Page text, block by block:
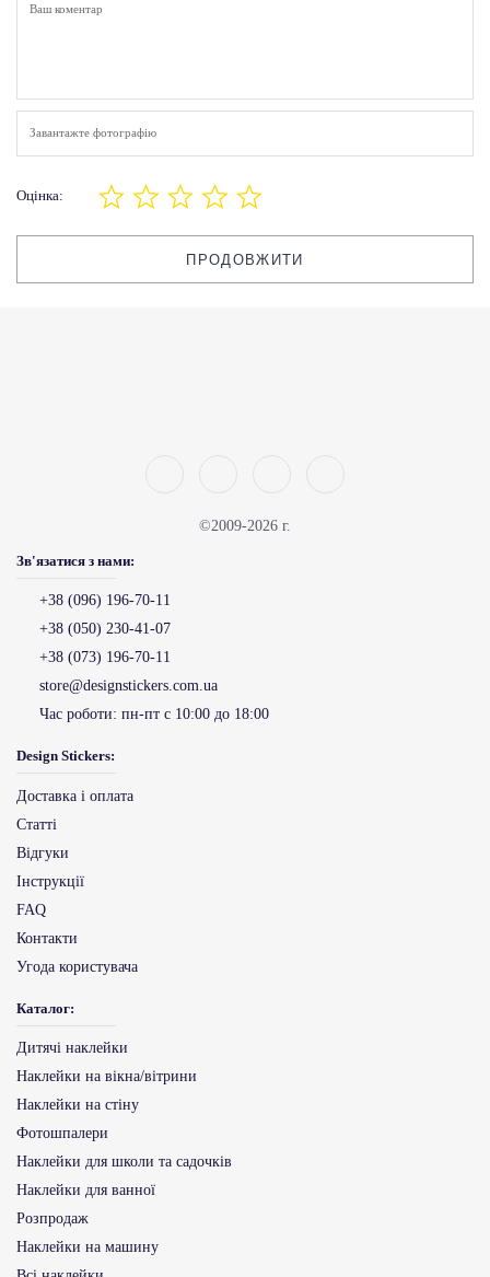
Завантажте фотографію
Оцінка:
ПРОДОВЖИТИ
©2009-2026 г.
Зв'язатися з нами:
+38 (096) 196-70-11
+38 (050) 230-41-07
+38 (073) 196-70-11
store@designstickers.com.ua
Час роботи: пн-пт с 10:00 до 18:00
Design Stickers:
Доставка і оплата
Статті
Відгуки
Інструкції
FAQ
Контакти
Угода користувача
Каталог:
Дитячі наклейки
Наклейки на вікна/вітрини
Наклейки на стіну
Фотошпалери
Наклейки для школи та садочків
Наклейки для ванної
Розпродаж
Наклейки на машину